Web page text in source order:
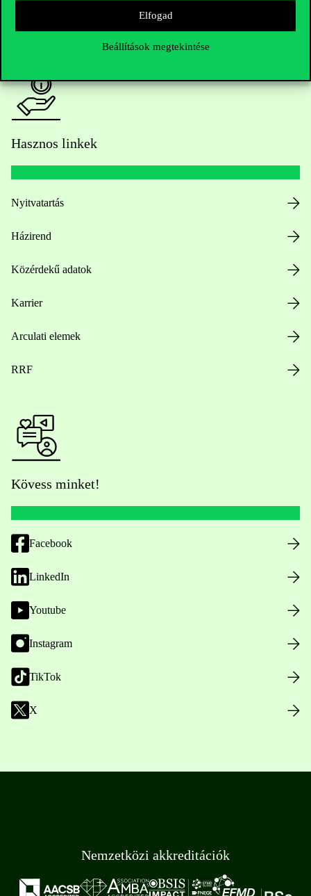
Elfogad
Beállítások megtekintése
Hasznos linkek
Nyitvatartás
Házirend
Közérdekű adatok
Karrier
Arculati elemek
RRF
Kövess minket!
Facebook
LinkedIn
Youtube
Instagram
TikTok
X
Nemzetközi akkreditációk